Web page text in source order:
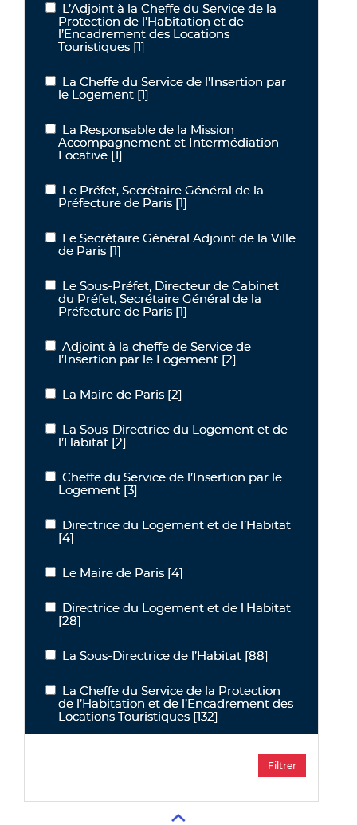
L’Adjoint à la Cheffe du Service de la Protection de l’Habitation
L’Adjoint à la Cheffe du Service de la
Protection de l’Habitation et de
l’Encadrement des Locations
Touristiques [1]
La Cheffe du Service de l’Insertion par le Logement
La Cheffe du Service de l’Insertion par
le Logement [1]
La Responsable de la Mission Accompagnement et
La Responsable de la Mission
Accompagnement et Intermédiation
Locative [1]
Le Préfet, Secrétaire Général de la Préfecture de Paris
Le Préfet, Secrétaire Général de la
Préfecture de Paris [1]
Le Secrétaire Général Adjoint de la Ville de Paris
Le Secrétaire Général Adjoint de la Ville
de Paris [1]
Le Sous-Préfet, Directeur de Cabinet du Préfet, Secrétaire
Le Sous-Préfet, Directeur de Cabinet
du Préfet, Secrétaire Général de la
Préfecture de Paris [1]
Adjoint à la cheffe de Service de l’Insertion par le Logement
Adjoint à la cheffe de Service de
l’Insertion par le Logement [2]
La Maire de Paris
La Maire de Paris [2]
La Sous-Directrice du Logement et de l’Habitat
La Sous-Directrice du Logement et de
l’Habitat [2]
Cheffe du Service de l’Insertion par le Logement
Cheffe du Service de l’Insertion par le
Logement [3]
Directrice du Logement et de l’Habitat
Directrice du Logement et de l’Habitat
[4]
Le Maire de Paris
Le Maire de Paris [4]
Directrice du Logement et de l'Habitat
Directrice du Logement et de l'Habitat
[28]
La Sous-Directrice de l’Habitat
La Sous-Directrice de l’Habitat [88]
La Cheffe du Service de la Protection de l’Habitation et de
La Cheffe du Service de la Protection
de l’Habitation et de l’Encadrement des
Locations Touristiques [132]